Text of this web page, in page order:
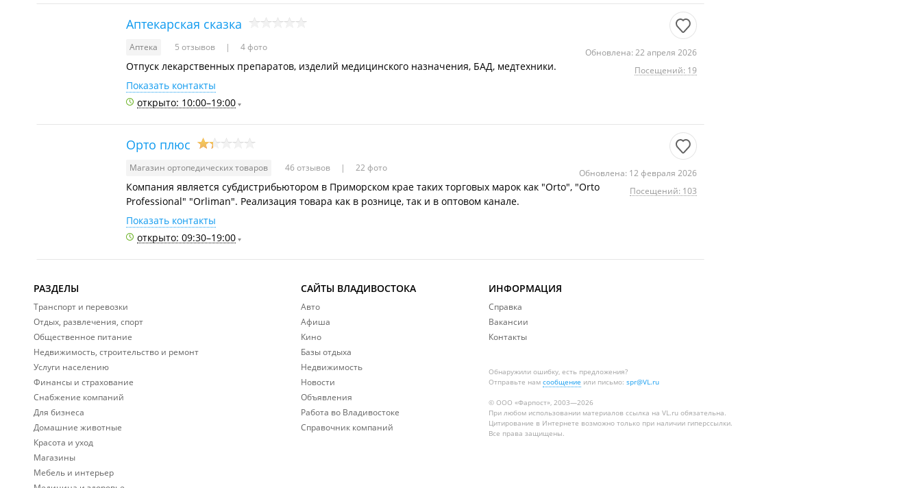
Аптекарская сказка
Аптека 5 отзывов 4 фото
Обновлена: 22 апреля 2026
Посещений: 19
Отпуск лекарственных препаратов, изделий медицинского назначения, БАД, медтехники.
Показать контакты
открыто: 10:00–19:00
Орто плюс
Магазин ортопедических товаров 46 отзывов 22 фото
Обновлена: 12 февраля 2026
Посещений: 103
Компания является субдистрибьютором в Приморском крае таких торговых марок как "Orto", "Orto
Professional" "Orliman". Реализация товара как в рознице, так и в оптовом канале.
Показать контакты
открыто: 09:30–19:00
РАЗДЕЛЫ
Транспорт и перевозки
Отдых, развлечения, спорт
Общественное питание
Недвижимость, строительство и ремонт
Услуги населению
Финансы и страхование
Снабжение компаний
Для бизнеса
Домашние животные
Красота и уход
Магазины
Мебель и интерьер
САЙТЫ ВЛАДИВОСТОКА
Авто
Афиша
Кино
Базы отдыха
Недвижимость
Новости
Объявления
Работа во Владивостоке
Справочник компаний
ИНФОРМАЦИЯ
Справка
Вакансии
Контакты
Обнаружили ошибку, есть предложения?
Отправьте нам сообщение или письмо: spr@VL.ru
© ООО «Фарпост», 2003—2026
При любом использовании материалов ссылка на VL.ru обязательна.
Цитирование в Интернете возможно только при наличии гиперссылки.
Все права защищены.